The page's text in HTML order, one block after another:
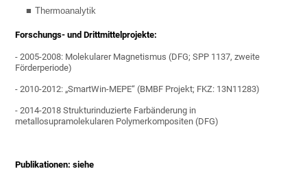
Thermoanalytik
Forschungs- und Drittmittelprojekte:
- 2005-2008: Molekularer Magnetismus (DFG; SPP 1137, zweite
Förderperiode)
- 2010-2012: „SmartWin-MEPE“ (BMBF Projekt; FKZ: 13N11283)
- 2014-2018 Strukturinduzierte Farbänderung in
metallosupramolekularen Polymerkompositen (DFG)
Publikationen: siehe